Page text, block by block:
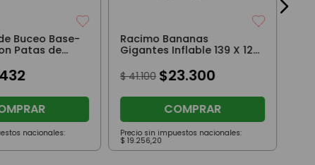
Buceo Base-
Patas de
nacionales:
Racimo Bananas
Gigantes Inflable 139 X 129
$ 41.100 $23.300
COMPRAR
Precio sin impuestos nacionales:
$ 19.256,20